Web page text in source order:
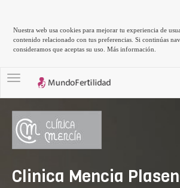
Nuestra web usa cookies para mejorar tu experiencia de
contenido relacionado con tus preferencias. Si continúas
consideramos que aceptas su uso.Más información
Toggle navigation
Clinica Mencia